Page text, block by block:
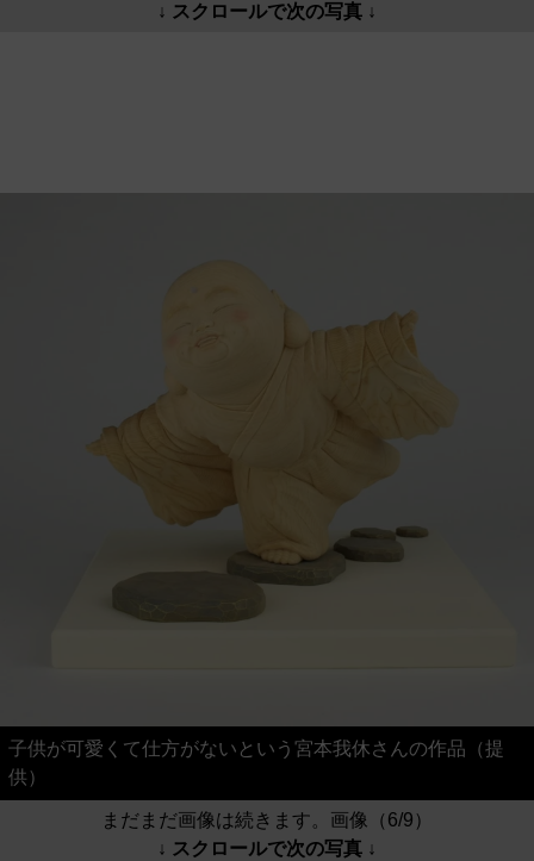
↓ スクロールで次の写真 ↓
子供が可愛くて仕方がないという宮本我休さんの作品（提
供）
まだまだ画像は続きます。画像（6/9）
↓ スクロールで次の写真 ↓